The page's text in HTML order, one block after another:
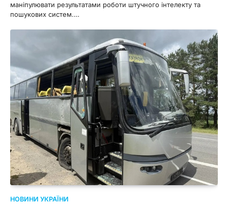
маніпулювати результатами роботи штучного інтелекту та
пошукових систем.…
НОВИНИ УКРАЇНИ